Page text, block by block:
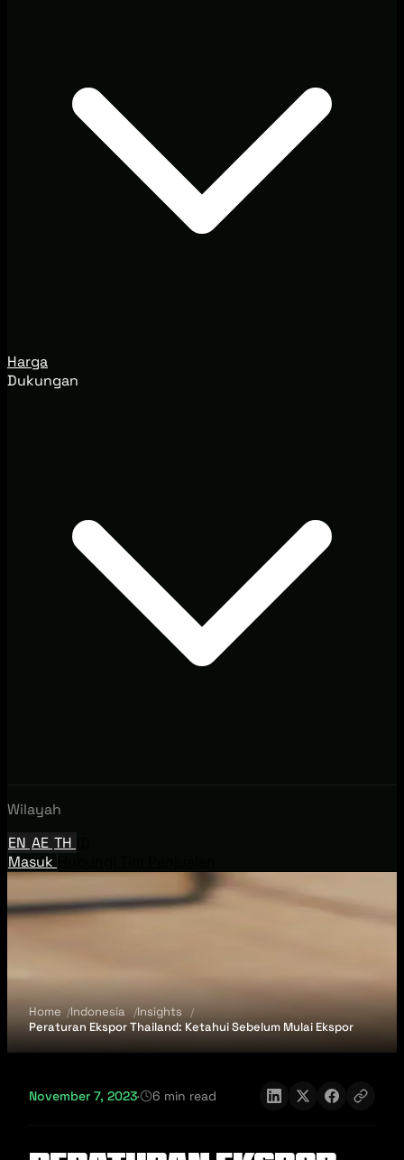
Harga
Dukungan
Wilayah
EN AE TH
Masuk
Home Indonesia
Insights
Peraturan Ekspor Thailand: Ketahui Sebelum Mulai Ekspor
November 7, 2023· 6 min read